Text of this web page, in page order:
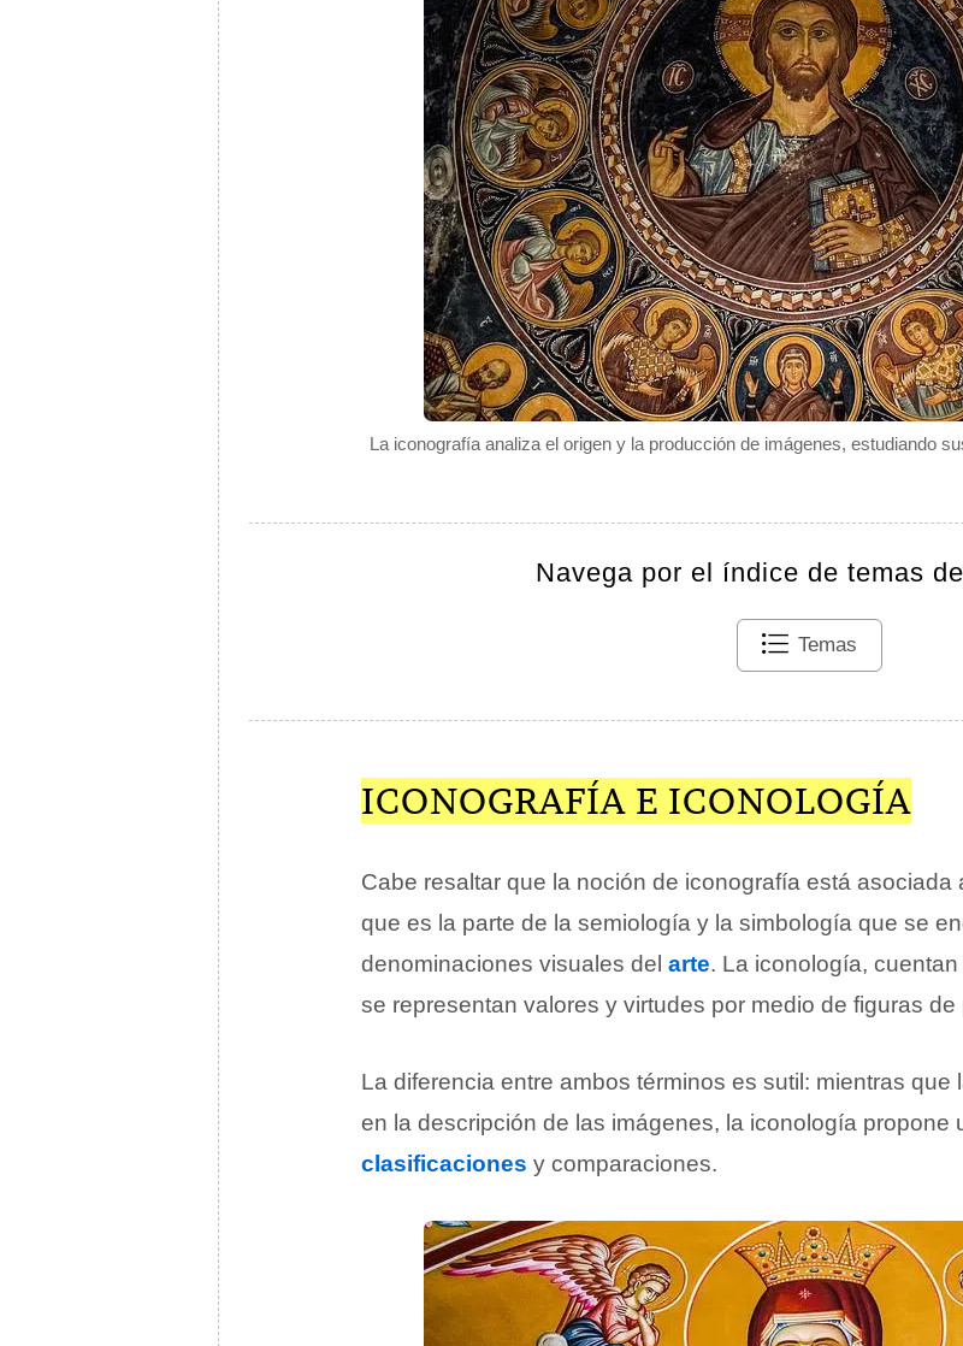
La iconografía analiza el origen y la producción de imágenes, estudiando
Navega por el índice de temas
Temas
ICONOGRAFÍA E ICONOLOGÍA
Cabe resaltar que la noción de iconografía está asociada
que es la parte de la semiología y la simbología que se
denominaciones visuales del arte. La iconología,
se representan valores y virtudes por medio de figuras de
La diferencia entre ambos términos es sutil: mientras
en la descripción de las imágenes, la iconología propone
clasificaciones y comparaciones.